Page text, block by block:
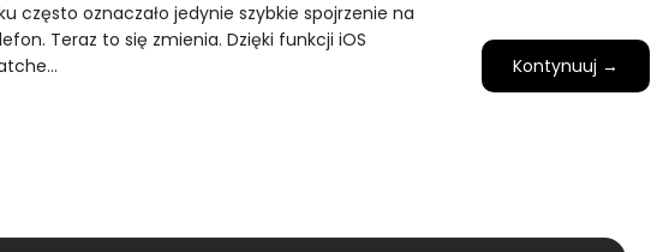
często oznaczało jedynie szybkie spojrzenie na
Teraz to się zmienia. Dzięki funkcji iOS
Kontynuuj →